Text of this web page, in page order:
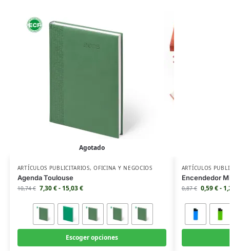
Agotado
ARTÍCULOS PUBLICITARIOS,OFICINA Y NEGOCIOS
Agenda Toulouse
10,74€ 7,30€- 15,03€
Escoger opciones
ARTÍCULOS
Encendedor
0,87€ 0,59€-